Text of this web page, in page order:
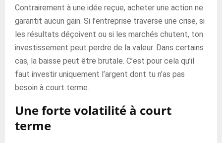
Contrairement à une idée reçue, acheter une action ne
garantit aucun gain. Si l’entreprise traverse une crise, si
les résultats déçoivent ou si les marchés chutent, ton
investissement peut perdre de la valeur. Dans certains
cas, la baisse peut être brutale. C’est pour cela qu’il
faut investir uniquement l’argent dont tu n’as pas
besoin à court terme.
Une forte volatilité à court
terme